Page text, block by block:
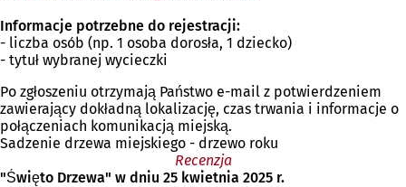
Informacje potrzebne do rejestracji:
- liczba osób (np. 1 osoba dorosła, 1 dziecko)
- tytuł wybranej wycieczki
Po zgłoszeniu otrzymają Państwo e-mail z potwierdzeniem
zawierający dokładną lokalizację, czas trwania i informacje o
połączeniach komunikacją miejską.
Sadzenie drzewa miejskiego - drzewo roku
Recenzja
"Święto Drzewa" w dniu 25 kwietnia 2025 r.